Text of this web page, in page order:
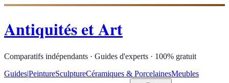
Antiquités et Art
Comparatifs indépendants · Guides d'experts · 100% gratuit
Guides|PeintureSculptureCéramiques & PorcelainesMeubles